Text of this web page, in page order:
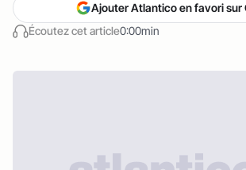
Écoutez cet article0:00min
Ajouter Atlantico en favori sur